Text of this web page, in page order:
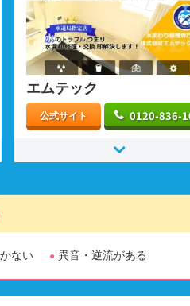
エムテック
公式サイト 0120-836-
ない 異音・逆流がある